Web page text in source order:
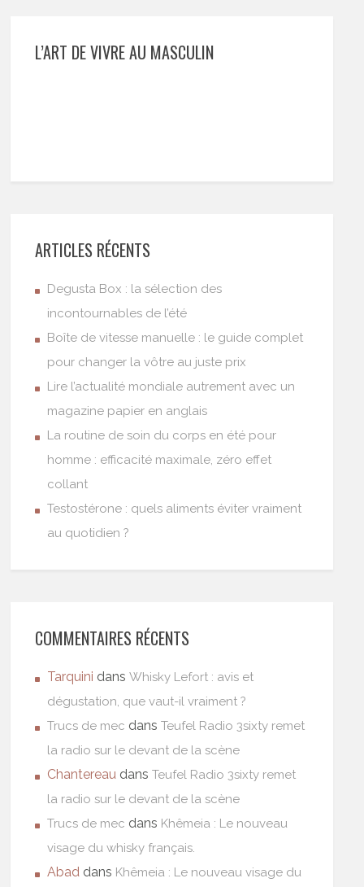
L’ART DE VIVRE AU MASCULIN
ARTICLES RÉCENTS
Degusta Box : la sélection des
incontournables de l’été
Boîte de vitesse manuelle : le guide complet
pour changer la vôtre au juste prix
Lire l’actualité mondiale autrement avec un
magazine papier en anglais
La routine de soin du corps en été pour
homme : efficacité maximale, zéro effet
collant
Testostérone : quels aliments éviter vraiment
au quotidien ?
COMMENTAIRES RÉCENTS
Tarquini dansWhisky Lefort : avis et
dégustation, que vaut-il vraiment ?
Trucs de mec dansTeufel Radio 3sixty remet
la radio sur le devant de la scène
Chantereau dansTeufel Radio 3sixty remet
la radio sur le devant de la scène
Trucs de mec dans Khêmeia : Le nouveau
visage du whisky français.
Abad dans Khêmeia : Le nouveau visage du